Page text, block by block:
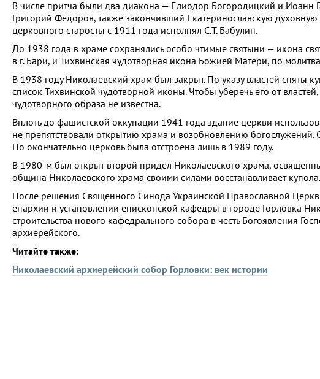
В числе притча были два диакона — Елиодор Богородицкий и Иоанн
Григорий Федоров, также закончивший Екатеринославскую
церковного старосты с 1911 года исполнял С.Т. Бабулин.
До 1938 года в храме сохранялись особо чтимые святыни — икона
в г. Бари, и Тихвинская чудотворная икона Божией Матери, по
В 1938 году Николаевский храм был закрыт. По указу властей сняты
список Тихвинской чудотворной иконы. Чтобы уберечь его от
чудотворного образа не известна.
Вплоть до фашистской оккупации 1941 года здание церкви
не препятствовали открытию храма и возобновлению
Но окончательно церковь была отстроена лишь в 1989 году.
В 1980-м был открыт второй придел Николаевского храма,
община Николаевского храма своими силами восстанавливает
После решения Священного Синода Украинской Православной
епархии и установлении епископской кафедры в городе Горловка
строительства нового кафедрального собора в честь Богоявления
архиерейского.
Читайте также:
Николаевский архиерейский собор Горловки: век истории